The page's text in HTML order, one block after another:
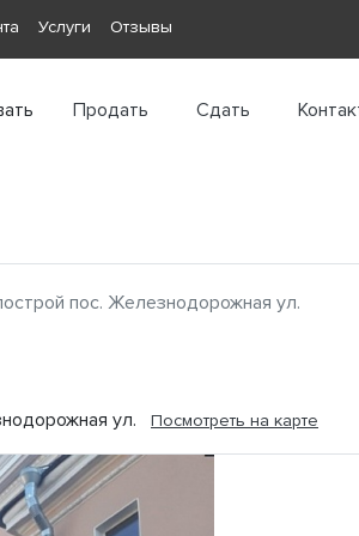
Услуги Отзывы
Продать Сдать
пос. Железнодорожная ул.
ул. Посмотреть на карте